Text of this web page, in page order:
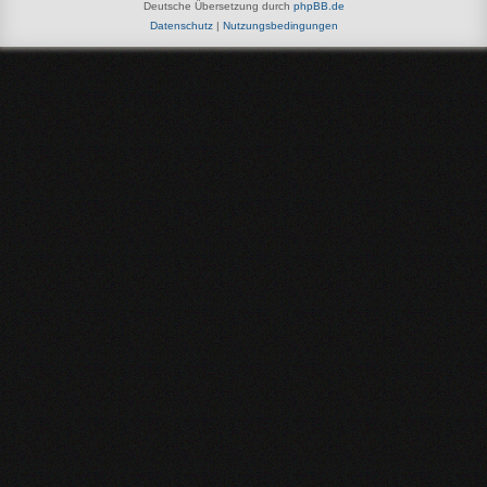
Deutsche Übersetzung durch phpBB.de
Datenschutz| Nutzungsbedingungen